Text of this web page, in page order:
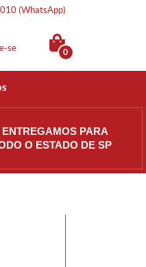
(WhatsApp)
se 0
ENTREGAMOS PARA
O ESTADO DE SP